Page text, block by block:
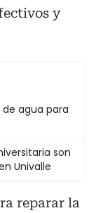
y
agua para
son
Univalle
reparar la